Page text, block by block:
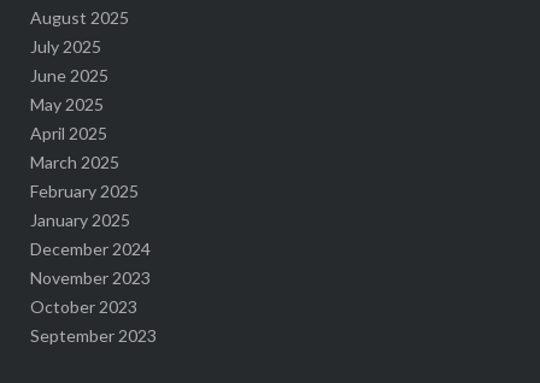
August 2025
July 2025
June 2025
May 2025
April 2025
March 2025
February 2025
January 2025
December 2024
November 2023
October 2023
September 2023